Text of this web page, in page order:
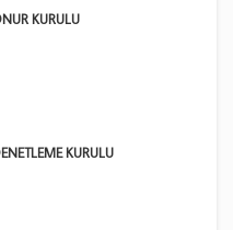
KURULU
KURULU